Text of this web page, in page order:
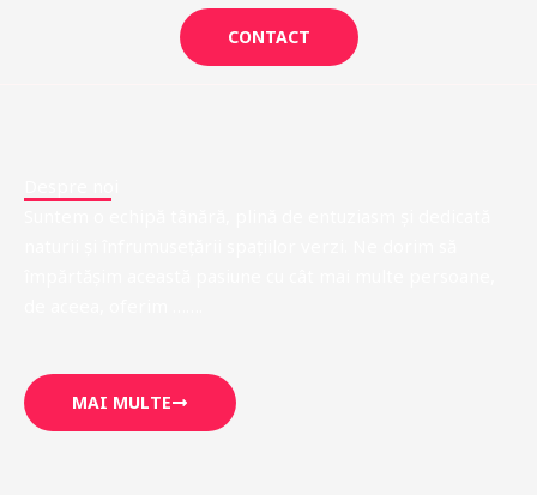
CONTACT
MAI MULTE